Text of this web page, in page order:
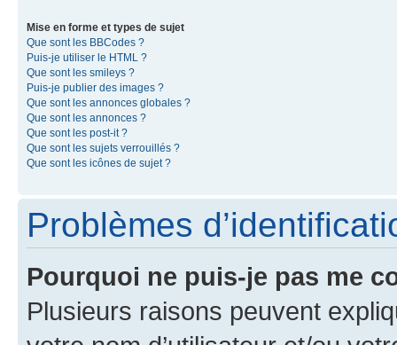
Mise en forme et types de sujet
Que sont les BBCodes ?
Puis-je utiliser le HTML ?
Que sont les smileys ?
Puis-je publier des images ?
Que sont les annonces globales ?
Que sont les annonces ?
Que sont les post-it ?
Que sont les sujets verrouillés ?
Que sont les icônes de sujet ?
Problèmes
Pourquoi ne puis-je pas me
Plusieurs raisons peuvent